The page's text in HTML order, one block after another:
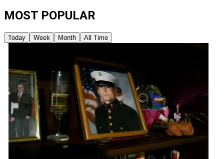
MOST POPULAR
Today Week Month All Time